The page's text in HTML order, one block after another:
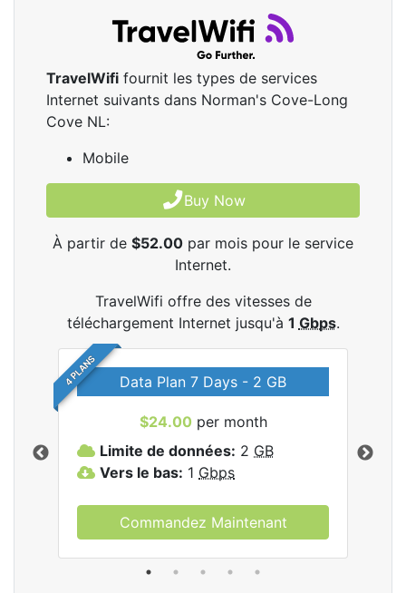
TravelWifi fournit les types de services
Internet suivants dans Norman's Cove-Long
Cove NL:
Mobile
Buy Now
À partir de $52.00 par mois pour le service
Internet.
TravelWifi offre des vitesses de
téléchargement Internet jusqu'à 1 Gbps.
4 PLANS Data Plan 7 Days - 2 GB
$24.00 per month
Limite de données: 2 GB
Vers le bas: 1 Gbps
Commandez Maintenant